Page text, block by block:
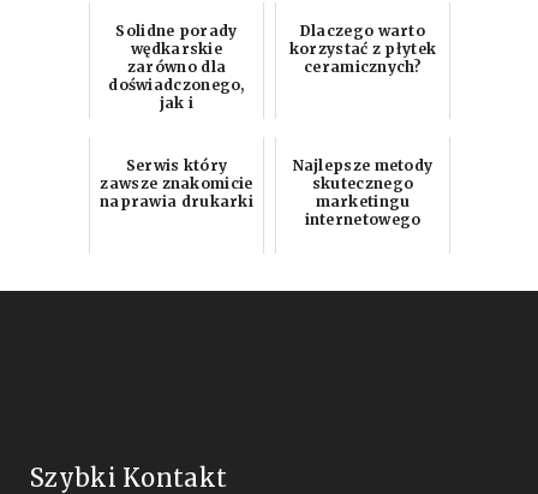
Solidne porady
wędkarskie
zarówno dla
doświadczonego,
jak i
Dlaczego warto
korzystać z płytek
ceramicznych?
Serwis który
zawsze znakomicie
naprawia drukarki
Najlepsze metody
skutecznego
marketingu
internetowego
Szybki Kontakt